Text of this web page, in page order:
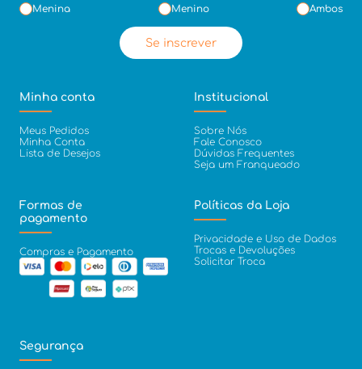
Menina Menino Ambos
Se inscrever
Minha conta
Meus Pedidos
Minha Conta
Lista de Desejos
Institucional
Sobre Nós
Fale Conosco
Dúvidas Frequentes
Seja um Franqueado
Formas de
pagamento
Compras e Pagamento
Políticas da Loja
Privacidade e Uso de Dados
Trocas e Devoluções
Solicitar Troca
Segurança